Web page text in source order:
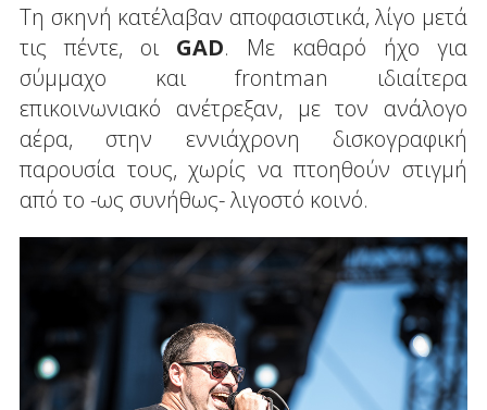
Τη σκηνή κατέλαβαν αποφασιστικά, λίγο μετά
τις πέντε, οι GAD. Με καθαρό ήχο για
σύμμαχο και frontman ιδιαίτερα
επικοινωνιακό ανέτρεξαν, με τον ανάλογο
αέρα, στην εννιάχρονη δισκογραφική
παρουσία τους, χωρίς να πτοηθούν στιγμή
από το -ως συνήθως- λιγοστό κοινό.